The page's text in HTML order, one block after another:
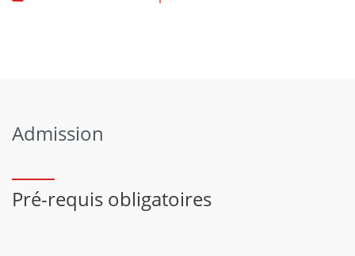
Admission
Pré-requis obligatoires